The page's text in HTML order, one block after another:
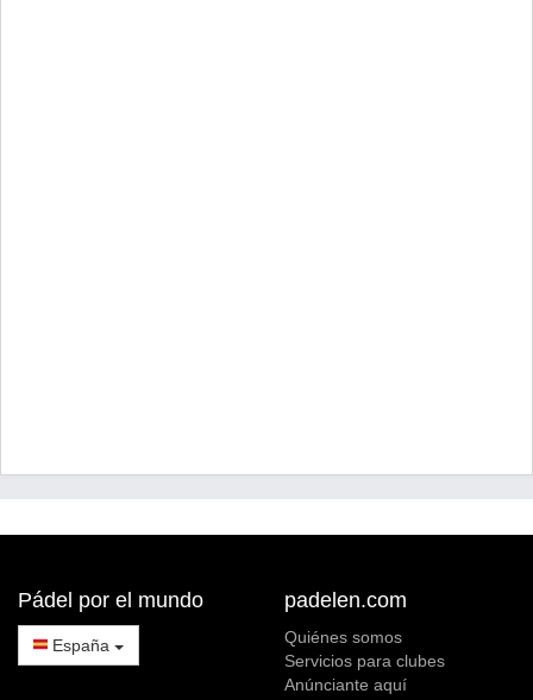
Pádel por el mundo
España
padelen.com
Quiénes somos
Servicios para clubes
Anúnciante aquí